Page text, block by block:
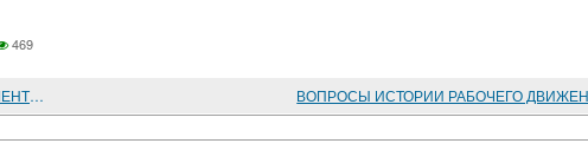
469
ИРЛАНДСКИЕ ИСТОРИЧЕСКИЕ ДОКУМЕНТЫ 1172-1922 гг.